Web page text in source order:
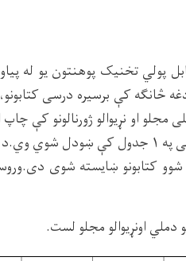
پولي تخنیک پوهنتون یو له
کې برسیره درسی کتابونو،
مجلو او نړیوالو ژورنالونو
استادانو ملي او نړیوالې چاپ شوې مقالی